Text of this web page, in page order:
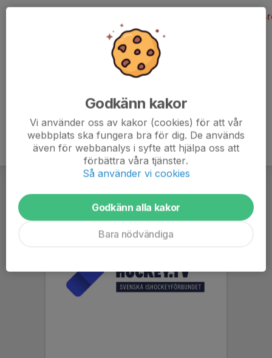
Godkänn kakor
Vi använder oss av kakor (cookies) för att vår
webbplats ska fungera bra för dig. De används
även för webbanalys i syfte att hjälpa oss att
förbättra våra tjänster.
Så använder vi cookies
Godkänn alla kakor
Bara nödvändiga